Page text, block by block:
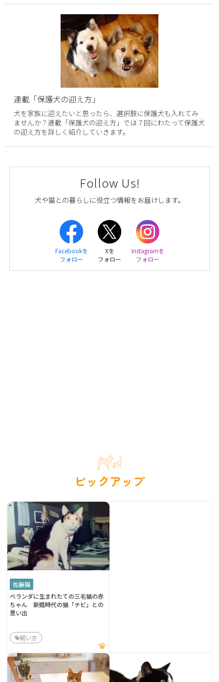
連載「保護犬の迎え方」
犬を家族に迎えたいと思ったら、選択肢に保護犬も入れてみ
ませんか？連載「保護犬の迎え方」では７回にわたって保護犬
の迎え方を詳しく紹介していきます。
Follow Us!
犬や猫との暮らしに役立つ情報をお届けします。
Facebookを
フォロー
Xを
フォロー
Instagramを
フォロー
ピックアップ
佐藤陽
ベランダに生まれたての三毛猫の赤
ちゃん 新婚時代の猫「チビ」との
思い出
飼い方